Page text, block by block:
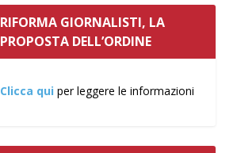
RIFORMA GIORNALISTI, LA
PROPOSTA DELL’ORDINE
Clicca qui per leggere le informazioni